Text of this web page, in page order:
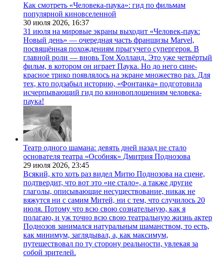
Как смотреть «Человека-паука»: гид по фильмам
популярной киновселенной
30 июля 2026, 16:37
31 июля на мировые экраны выходит «Человек-паук:
Новый день» — очередная часть франшизы Marvel,
посвящённая похождениям прыгучего супергероя. В
главной роли — вновь Том Холланд. Это уже четвёртый
фильм, в котором он играет Паука. Но до него сине-
красное трико появлялось на экране множество раз. Для
тех, кто подзабыл историю, «Фонтанка» подготовила
исчерпывающий гид по киновоплощениям человека-
паука!
Театр одного шамана: девять дней назад не стало
основателя театра «Особняк» Дмитрия Поднозова
29 июля 2026, 23:45
Всякий, кто хоть раз видел Митю Поднозова на сцене,
подтвердит, что вот это «не стало», а также другие
глаголы, описывающие несуществование, никак не
вяжутся ни с самим Митей, ни с тем, что случилось 20
июля. Потому что всю свою сознательную, как я
полагаю, и уж точно всю свою театральную жизнь актер
Поднозов занимался натуральным шаманством, то есть,
как минимум, заглядывал, а, как максимум,
путешествовал по ту сторону реальности, увлекая за
собой зрителей.